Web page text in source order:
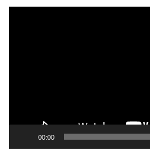
00:00